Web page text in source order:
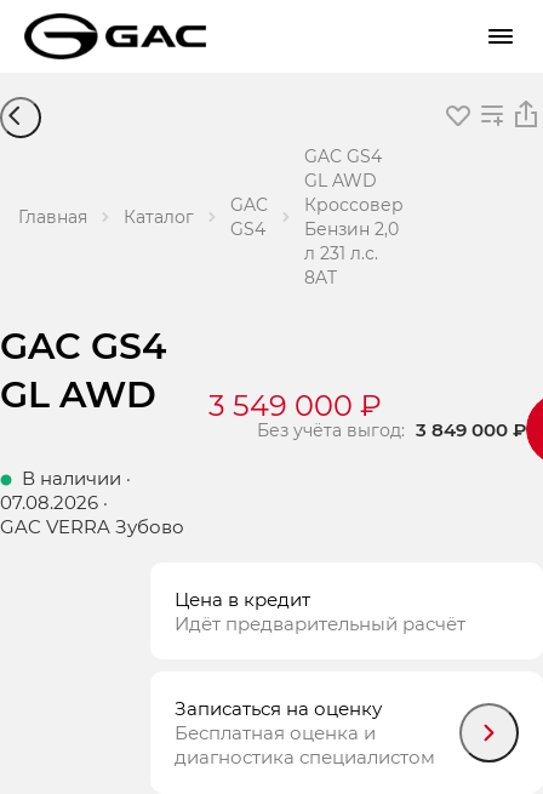
Главная Каталог
GAC
GS4
GAC GS4
GL AWD
Кроссовер
Бензин 2,0
л 231 л.с.
8AT
GAC GS4
GL AWD
В наличии ·
07.08.2026 ·
GAC VERRA Зубово
3 549 000 ₽
Без учёта выгод: 3 849 000 ₽
Цена в кредит
Идёт предварительный расчёт
Записаться на оценку
Бесплатная оценка и
диагностика специалистом